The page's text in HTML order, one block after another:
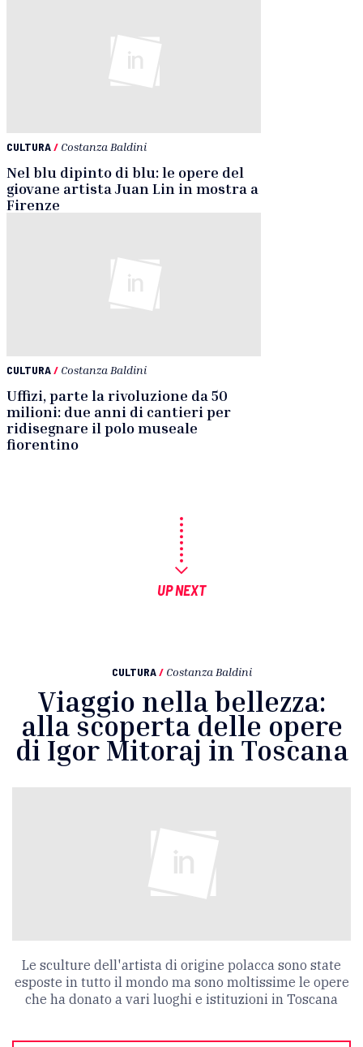
CULTURA/ Costanza Baldini
Nel blu dipinto di blu: le opere del
giovane artista Juan Lin in mostra a
Firenze
CULTURA/ Costanza Baldini
Uffizi, parte la rivoluzione da 50
milioni: due anni di cantieri per
ridisegnare il polo museale
fiorentino
UP NEXT
CULTURA / Costanza Baldini
Viaggio nella bellezza:
alla scoperta delle opere
di Igor Mitoraj in Toscana
Le sculture dell'artista di origine polacca sono state
esposte in tutto il mondo ma sono moltissime le opere
che ha donato a vari luoghi e istituzioni in Toscana